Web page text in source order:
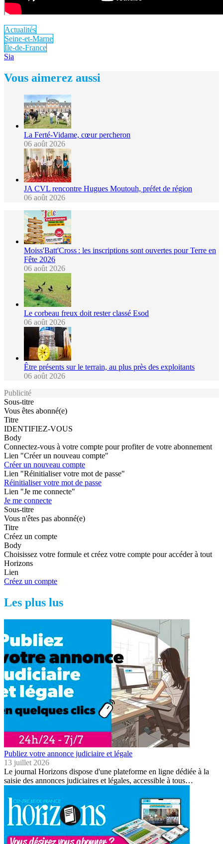
Actualités
Seine-et-Marne
Île-de-France
Sia
Vous aimerez aussi
La Ferté-Vidame, cœur percheron
06 août 2026
JA CVL rencontre Hugues Moutouh, préfet de région
06 août 2026
Moiss'Batt'Cross : les inscriptions sont ouvertes pour Terre en
Fête 2026
06 août 2026
Le corbeau freux doit rester classé Esod
06 août 2026
Être présents sur le terrain, au plus près des exploitants
06 août 2026
Publicité
Sous-titre
Vous êtes abonné(e)
Titre
IDENTIFIEZ-VOUS
Body
Connectez-vous à votre compte pour profiter de votre abonnement
Lien "Créer un nouveau compte"
Créer un nouveau compte
Lien "Réinitialiser votre mot de passe"
Réinitialiser votre mot de passe
Lien "Je me connecte"
Je me connecte
Sous-titre
Vous n'êtes pas abonné(e)
Titre
Créez un compte
Body
Choisissez votre formule et créez votre compte pour accéder à tout
Horizons
Lien
Créez un compte
Les plus lus
Publiez votre annonce judiciaire et légale
13 juillet 2026
Le journal Horizons dispose d'une plateforme en ligne dédiée à la
saisie des annonces judiciaires et légales, accessible à tous…